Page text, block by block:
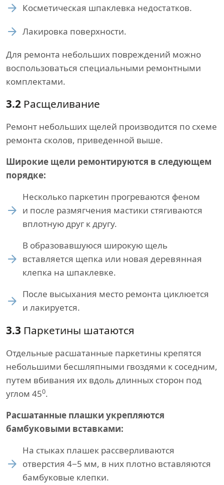
Косметическая шпаклевка недостатков.
Лакировка поверхности.
Для ремонта небольших повреждений можно
воспользоваться специальными ремонтными
комплектами.
3.2 Расщеливание
Ремонт небольших щелей производится по схеме
ремонта сколов, приведенной выше.
Широкие щели ремонтируются в следующем
порядке:
Несколько паркетин прогреваются феном
и после размягчения мастики стягиваются
вплотную друг к другу.
В образовавшуюся широкую щель
вставляется щепка или новая деревянная
клепка на шпаклевке.
После высыхания место ремонта циклюется
и лакируется.
3.3 Паркетины шатаются
Отдельные расшатанные паркетины крепятся
небольшими бесшляпными гвоздями к соседним,
путем вбивания их вдоль длинных сторон под
углом 450.
Расшатанные плашки укрепляются
бамбуковыми вставками:
На стыках плашек рассверливаются
отверстия 4−5 мм, в них плотно вставляются
бамбуковые клепки.